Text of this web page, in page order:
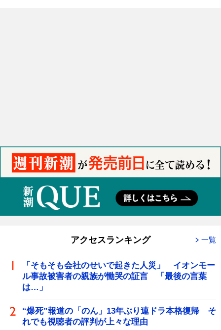
アクセスランキング 一覧
「そもそも会社のせいで起きた人災」 イオンモー
ル事故被害者の親族が慟哭の証言 「最後の言葉
は…」
“爆死”報道の「のん」13年ぶり連ドラ本格復帰 そ
れでも視聴者の評判が上々な理由